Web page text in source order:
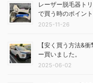
レーザー脱毛器ト
で買う時のポイント
2025-11-26
【安く買う方法&
ー買いました。
2025-06-02